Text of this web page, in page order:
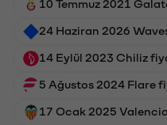
10 Temmuz 2021
24 Haziran 2026
14 Eylül 2023 Chiliz
5 Ağustos 2024 Flare
17 Ocak 2025